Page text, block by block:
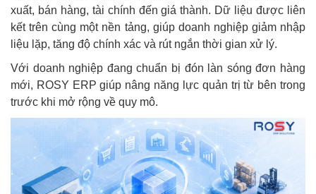
xuất, bán hàng, tài chính đến giá thành. Dữ liệu được liên
kết trên cùng một nền tảng, giúp doanh nghiệp giảm nhập
liệu lặp, tăng độ chính xác và rút ngắn thời gian xử lý.
Với doanh nghiệp đang chuẩn bị đón làn sóng đơn hàng
mới, ROSY ERP giúp nâng năng lực quản trị từ bên trong
trước khi mở rộng về quy mô.